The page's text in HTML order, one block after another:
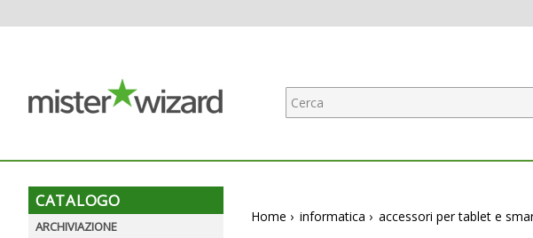
CATALOGO
ARCHIVIAZIONE
Home › informatica › accessori per tablet e